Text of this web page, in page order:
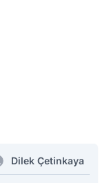
Dilek Çetinkaya